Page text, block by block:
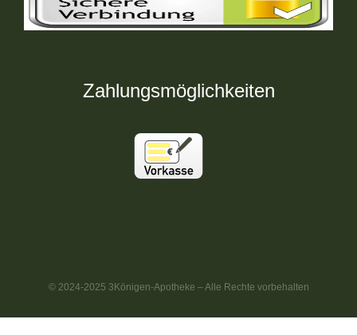
Zahlungsmöglichkeiten
© 2024-2025 3Königen-Apotheke – Alle Rechte vorbehalten